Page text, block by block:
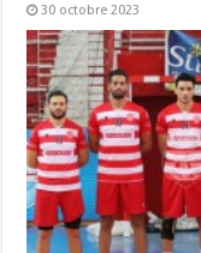
30 octobre 2023